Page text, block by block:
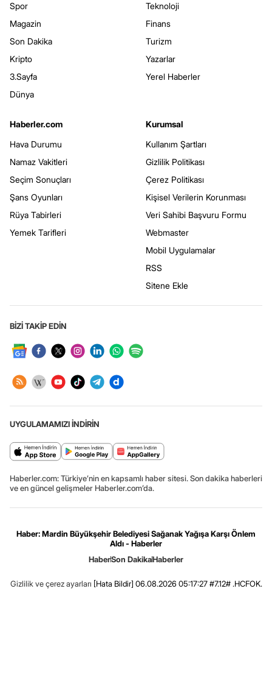
Spor
Magazin
Son Dakika
Kripto
3.Sayfa
Dünya
Teknoloji
Finans
Turizm
Yazarlar
Yerel Haberler
Haberler.com
Hava Durumu
Namaz Vakitleri
Seçim Sonuçları
Şans Oyunları
Rüya Tabirleri
Yemek Tarifleri
Kurumsal
Kullanım Şartları
Gizlilik Politikası
Çerez Politikası
Kişisel Verilerin Korunması
Veri Sahibi Başvuru Formu
Webmaster
Mobil Uygulamalar
RSS
Sitene Ekle
BİZİ TAKİP EDİN
UYGULAMAMIZI İNDİRİN
Haberler.com: Türkiye’nin en kapsamlı haber sitesi. Son dakika haberleri
ve en güncel gelişmeler Haberler.com’da.
Haber: Mardin Büyükşehir Belediyesi Sağanak Yağışa Karşı Önlem
Aldı - Haberler
HaberSon DakikaHaberler
Gizlilik ve çerez ayarları [Hata Bildir] 06.08.2026 05:17:27 #7.12# .HCFOK.